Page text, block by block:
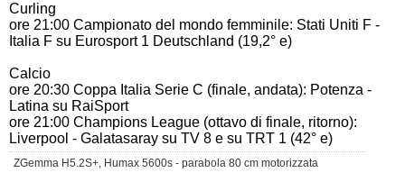
Curling
ore 21:00 Campionato del mondo femminile: Stati Uniti F -
Italia F su Eurosport 1 Deutschland (19,2° e)
Calcio
ore 20:30 Coppa Italia Serie C (finale, andata): Potenza -
Latina su RaiSport
ore 21:00 Champions League (ottavo di finale, ritorno):
Liverpool - Galatasaray su TV 8 e su TRT 1 (42° e)
ZGemma H5.2S+, Humax 5600s - parabola 80 cm motorizzata